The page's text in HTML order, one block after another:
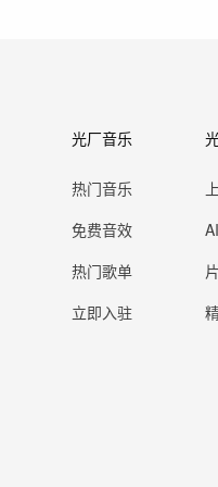
光厂音乐
热门音乐
免费音效
热门歌单
立即入驻